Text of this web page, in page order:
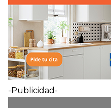
-Publicidad-